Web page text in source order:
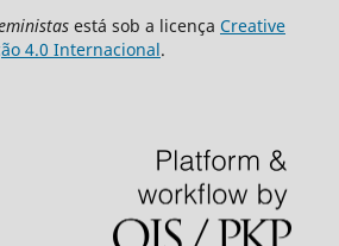
está sob a licença Creative
4.0 Internacional.